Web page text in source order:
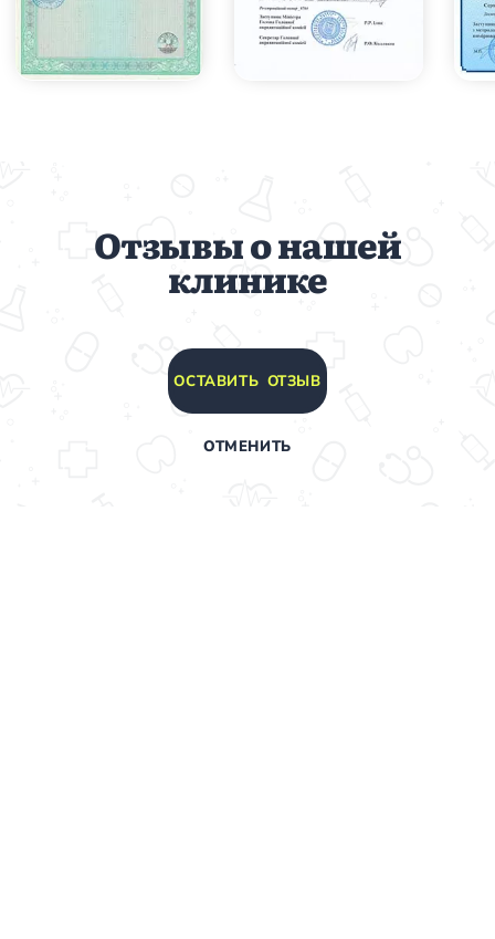
Отзывы о нашей
клинике
ОСТАВИТЬ ОТЗЫВ
ОТМЕНИТЬ